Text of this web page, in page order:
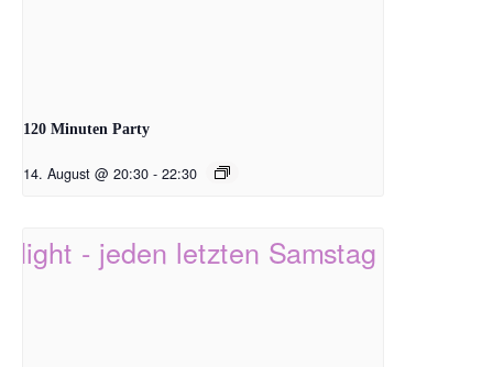
120 Minuten Party
14. August @ 20:30 - 22:30